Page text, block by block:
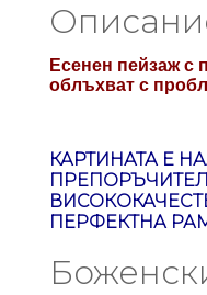
Есенен пейзаж с
облъхват с
КАРТИНАТА Е
ПЕРФЕКТНА